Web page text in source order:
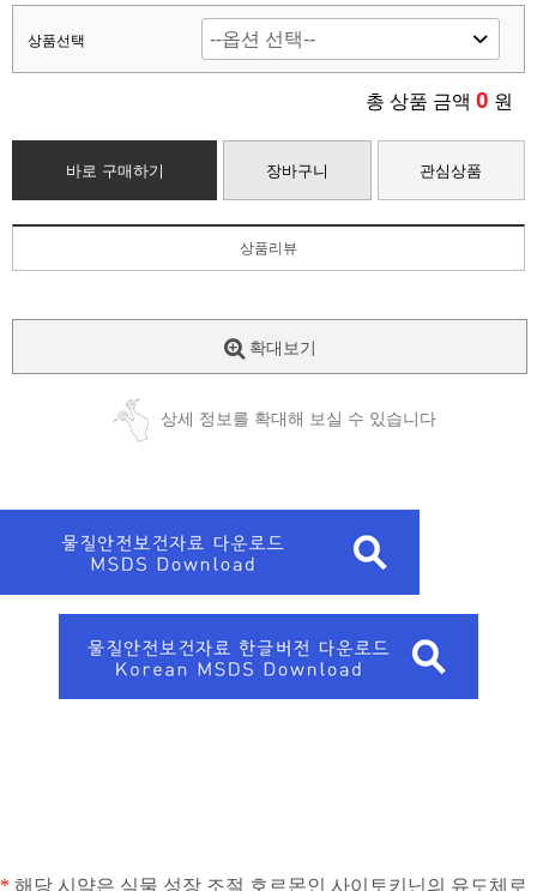
상품선택
총 상품 금액 0 원
바로 구매하기 장바구니 관심상품
상품리뷰
확대보기
상세 정보를 확대해 보실 수 있습니다
* 해당 시약은 식물 성장 조절 호르몬인 사이토키닌의 유도체로